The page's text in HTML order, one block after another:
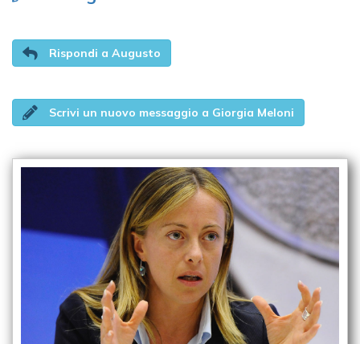
Rispondi a Augusto
Scrivi un nuovo messaggio a Giorgia Meloni